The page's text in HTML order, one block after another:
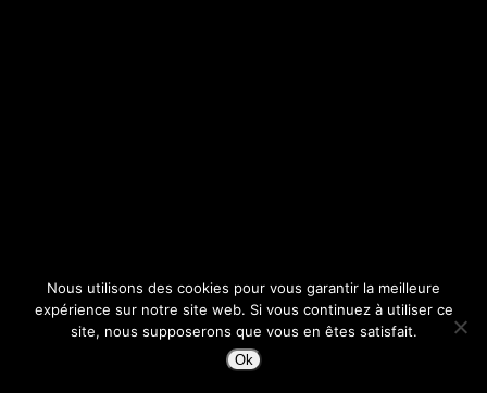
Nous utilisons des cookies pour vous garantir la meilleure
expérience sur notre site web. Si vous continuez à utiliser ce
site, nous supposerons que vous en êtes satisfait.
Ok